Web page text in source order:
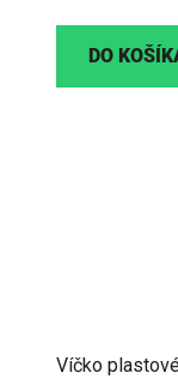
DO
Víčko